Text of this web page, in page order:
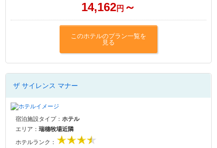
14,162円 ～
このホテルのプラン一覧を
見る
ザ サイレンス マナー
宿泊施設タイプ：ホテル
エリア：瑞穗牧場近隣
ホテルランク：